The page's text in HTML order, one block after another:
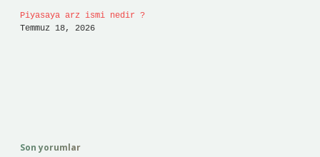
Piyasaya arz ismi nedir ?
Temmuz 18, 2026
Son yorumlar